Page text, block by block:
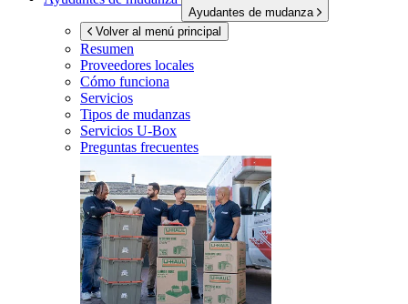
Ayudantes de mudanza
Volver al menú principal
Resumen
Proveedores locales
Cómo funciona
Servicios
Tipos de mudanzas
Servicios U-Box
Preguntas frecuentes